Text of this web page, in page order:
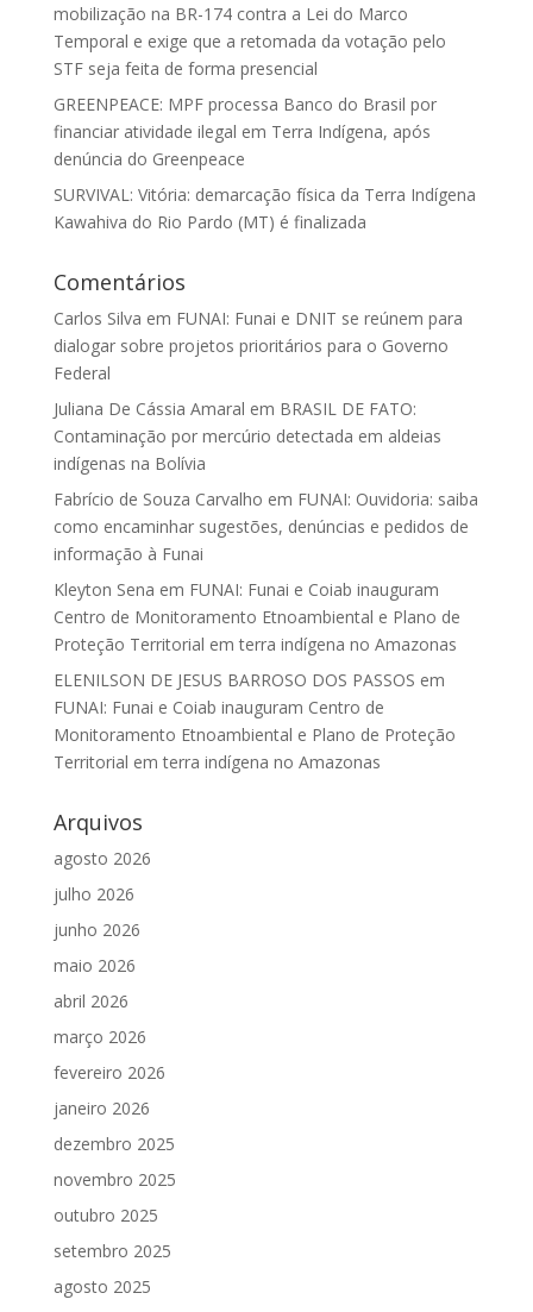
mobilização na BR-174 contra a Lei do Marco
Temporal e exige que a retomada da votação pelo
STF seja feita de forma presencial
GREENPEACE: MPF processa Banco do Brasil por
financiar atividade ilegal em Terra Indígena, após
denúncia do Greenpeace
SURVIVAL: Vitória: demarcação física da Terra Indígena
Kawahiva do Rio Pardo (MT) é finalizada
Comentários
Carlos Silva em FUNAI: Funai e DNIT se reúnem para
dialogar sobre projetos prioritários para o Governo
Federal
Juliana De Cássia Amaral em BRASIL DE FATO:
Contaminação por mercúrio detectada em aldeias
indígenas na Bolívia
Fabrício de Souza Carvalho em FUNAI: Ouvidoria: saiba
como encaminhar sugestões, denúncias e pedidos de
informação à Funai
Kleyton Sena em FUNAI: Funai e Coiab inauguram
Centro de Monitoramento Etnoambiental e Plano de
Proteção Territorial em terra indígena no Amazonas
ELENILSON DE JESUS BARROSO DOS PASSOS em
FUNAI: Funai e Coiab inauguram Centro de
Monitoramento Etnoambiental e Plano de Proteção
Territorial em terra indígena no Amazonas
Arquivos
agosto 2026
julho 2026
junho 2026
maio 2026
abril 2026
março 2026
fevereiro 2026
janeiro 2026
dezembro 2025
novembro 2025
outubro 2025
setembro 2025
agosto 2025